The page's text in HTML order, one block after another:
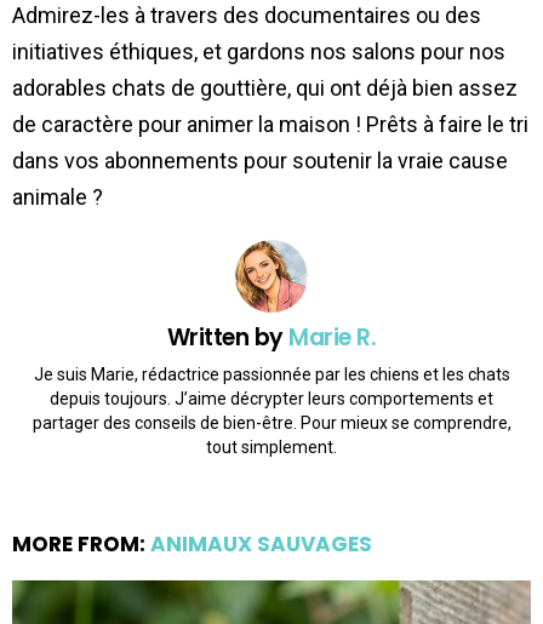
Admirez-les à travers des documentaires ou des
initiatives éthiques, et gardons nos salons pour nos
adorables chats de gouttière, qui ont déjà bien assez
de caractère pour animer la maison ! Prêts à faire le tri
dans vos abonnements pour soutenir la vraie cause
animale ?
Written byMarie R.
Je suis Marie, rédactrice passionnée par les chiens et les chats
depuis toujours. J’aime décrypter leurs comportements et
partager des conseils de bien-être. Pour mieux se comprendre,
tout simplement.
MORE FROM: ANIMAUX SAUVAGES